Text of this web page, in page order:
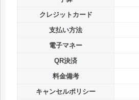
クレジットカード
支払い方法
電子マネー
QR決済
料金備考
キャンセルポリシー